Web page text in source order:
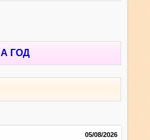
ГОД
05/08/2026